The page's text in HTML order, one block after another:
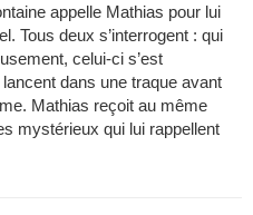
appelle Mathias pour lui
Tous deux s’interrogent : qui
celui-ci s’est
dans une traque avant
Mathias reçoit au même
mystérieux qui lui rappellent